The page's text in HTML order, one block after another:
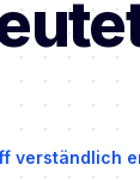
verständlich